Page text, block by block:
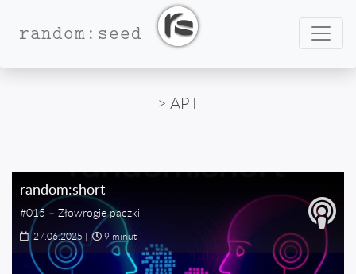
random:seed
> APT
random:short
#015 – Złowrogie paczki
27.06.2025 | 9 minut